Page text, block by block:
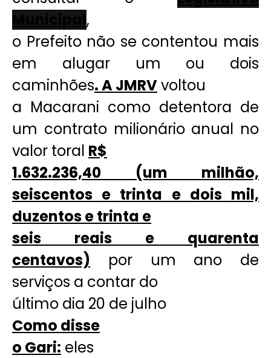
,
o Prefeito não se contentou mais
em alugar um ou dois
caminhões. A JMRVvoltou
a Macarani como detentora de
um contrato milionário anual no
valor toral R$
1.632.236,40 (um milhão,
seiscentos e trinta e dois mil,
duzentos e trinta e
seis reais e quarenta
centavos) por um ano de
serviços a contar do
último dia 20 de julho
Como disse
o Gari: eles